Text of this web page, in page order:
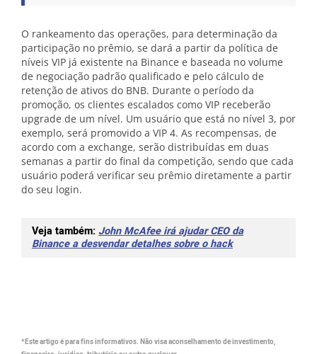
O rankeamento das operações, para determinação da
participação no prêmio, se dará a partir da política de
níveis VIP já existente na Binance e baseada no volume
de negociação padrão qualificado e pelo cálculo de
retenção de ativos do BNB. Durante o período da
promoção, os clientes escalados como VIP receberão
upgrade de um nível. Um usuário que está no nível 3, por
exemplo, será promovido a VIP 4. As recompensas, de
acordo com a exchange, serão distribuídas em duas
semanas a partir do final da competição, sendo que cada
usuário poderá verificar seu prêmio diretamente a partir
do seu login.
Veja também: John McAfee irá ajudar CEO da
Binance a desvendar detalhes sobre o hack
*Este artigo é para fins informativos. Não visa aconselhamento de investimento,